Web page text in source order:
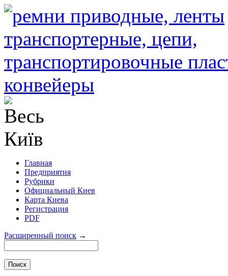
Главная
Предприятия
Рубрики
Официальный Киев
Карта Киева
Регистрация
PDF
Расширенный поиск →